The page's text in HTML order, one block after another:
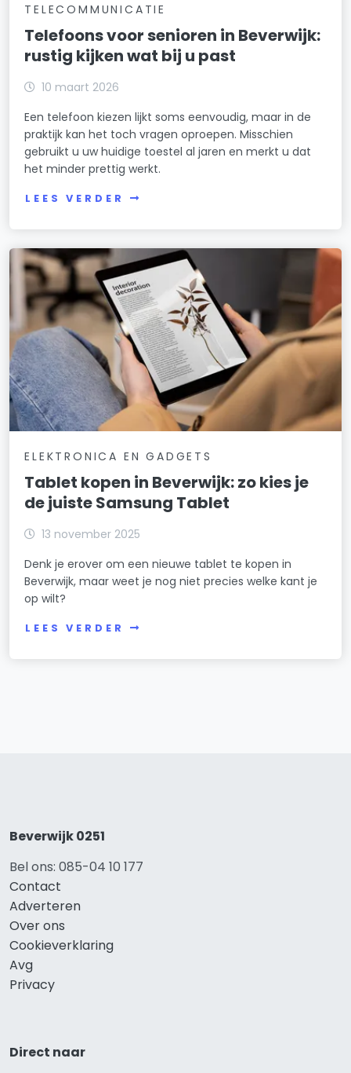
TELECOMMUNICATIE
Telefoons voor senioren in Beverwijk:
rustig kijken wat bij u past
10 maart 2026
Een telefoon kiezen lijkt soms eenvoudig, maar in de
praktijk kan het toch vragen oproepen. Misschien
gebruikt u uw huidige toestel al jaren en merkt u dat
het minder prettig werkt.
LEES VERDER
ELEKTRONICA EN GADGETS
Tablet kopen in Beverwijk: zo kies je
de juiste Samsung Tablet
13 november 2025
Denk je erover om een nieuwe tablet te kopen in
Beverwijk, maar weet je nog niet precies welke kant je
op wilt?
LEES VERDER
Beverwijk 0251
Bel ons: 085-04 10 177
Contact
Adverteren
Over ons
Cookieverklaring
Avg
Privacy
Direct naar